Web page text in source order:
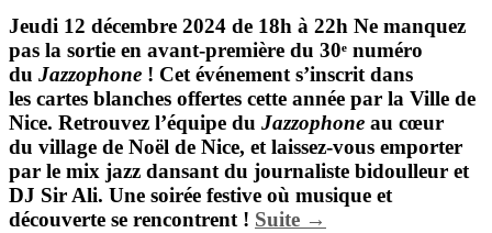
Jeudi 12 décembre 2024 de 18h à 22h Ne manquez
pas la sortie en avant-première du 30ᵉ numéro
du Jazzophone ! Cet événement s’inscrit dans
les cartes blanches offertes cette année par la Ville de
Nice. Retrouvez l’équipe du Jazzophone au cœur
du village de Noël de Nice, et laissez-vous emporter
par le mix jazz dansant du journaliste bidoulleur et
DJ Sir Ali. Une soirée festive où musique et
découverte se rencontrent ! Suite →